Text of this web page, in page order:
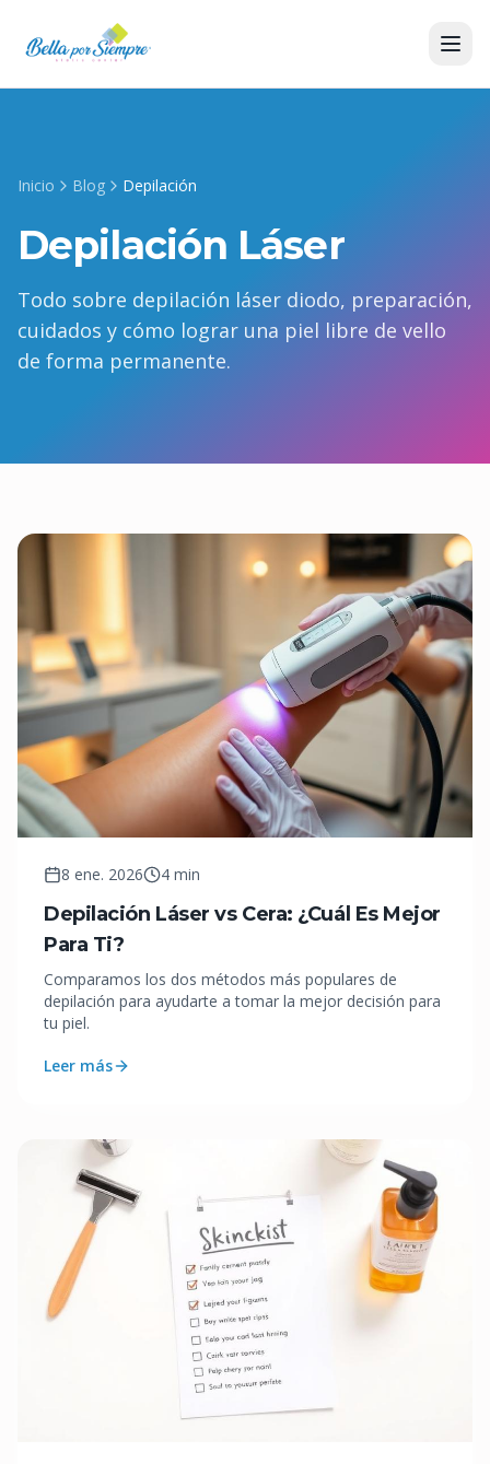
Inicio Blog Depilación
Depilación Láser
Todo sobre depilación láser diodo, preparación,
cuidados y cómo lograr una piel libre de vello
de forma permanente.
8 ene. 2026 4 min
Depilación Láser vs Cera: ¿Cuál Es Mejor
Para Ti?
Comparamos los dos métodos más populares de
depilación para ayudarte a tomar la mejor decisión para
tu piel.
Leer más